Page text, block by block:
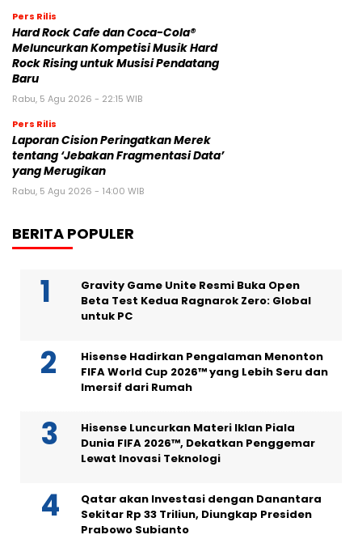
Pers Rilis
Hard Rock Cafe dan Coca-Cola®
Meluncurkan Kompetisi Musik Hard
Rock Rising untuk Musisi Pendatang
Baru
Rabu, 5 Agu 2026 - 22:15 WIB
Pers Rilis
Laporan Cision Peringatkan Merek
tentang ‘Jebakan Fragmentasi Data’
yang Merugikan
Rabu, 5 Agu 2026 - 14:00 WIB
BERITA POPULER
Gravity Game Unite Resmi Buka Open
Beta Test Kedua Ragnarok Zero: Global
untuk PC
Hisense Hadirkan Pengalaman Menonton
FIFA World Cup 2026™ yang Lebih Seru dan
Imersif dari Rumah
Hisense Luncurkan Materi Iklan Piala
Dunia FIFA 2026™, Dekatkan Penggemar
Lewat Inovasi Teknologi
Qatar akan Investasi dengan Danantara
Sekitar Rp 33 Triliun, Diungkap Presiden
Prabowo Subianto